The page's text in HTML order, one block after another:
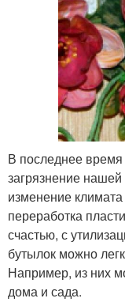
В последнее время
загрязнение
изменение
переработка
счастью, с
бутылок можно
Например, из них
дома и сада.